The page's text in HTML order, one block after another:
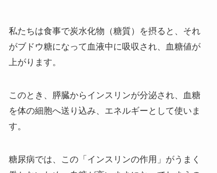
私たちは食事で炭水化物（糖質）を摂ると、それ
がブドウ糖になって血液中に吸収され、血糖値が
上がります。
このとき、膵臓からインスリンが分泌され、血糖
を体の細胞へ送り込み、エネルギーとして使いま
す。
糖尿病では、この「インスリンの作用」がうまく